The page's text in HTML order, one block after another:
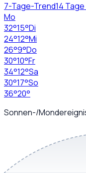
7-Tage-Trend14
Mo
32°15°Di
24°12°Mi
26°9°Do
30°10°Fr
34°12°Sa
30°17°So
36°20°
Sonnen-/